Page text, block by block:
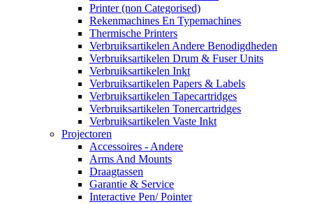
Printer (non Categorised)
Rekenmachines En Typemachines
Thermische Printers
Verbruiksartikelen Andere Benodigdheden
Verbruiksartikelen Drum & Fuser Units
Verbruiksartikelen Inkt
Verbruiksartikelen Papers & Labels
Verbruiksartikelen Tapecartridges
Verbruiksartikelen Tonercartridges
Verbruiksartikelen Vaste Inkt
Projectoren
Accessoires - Andere
Arms And Mounts
Draagtassen
Garantie & Service
Interactive Pen/ Pointer